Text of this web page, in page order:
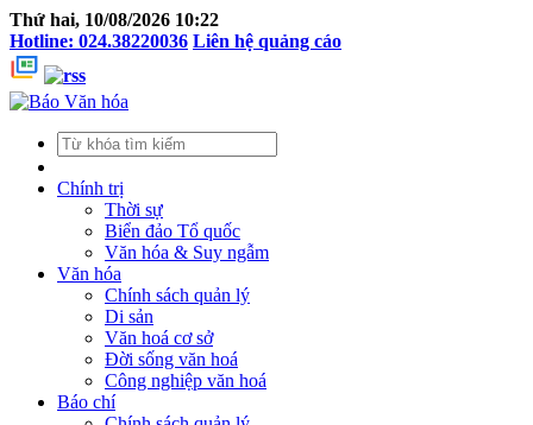
Thứ hai, 10/08/2026 10:22
Hotline: 024.38220036 Liên hệ quảng cáo
Chính trị
Thời sự
Biển đảo Tổ quốc
Văn hóa & Suy ngẫm
Văn hóa
Chính sách quản lý
Di sản
Văn hoá cơ sở
Đời sống văn hoá
Công nghiệp văn hoá
Báo chí